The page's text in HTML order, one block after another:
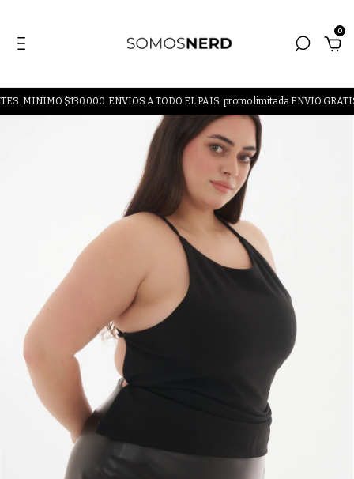
0
$130.000. ENVIOS A TODO EL PAIS. promo limitada ENVIO GRATIS A